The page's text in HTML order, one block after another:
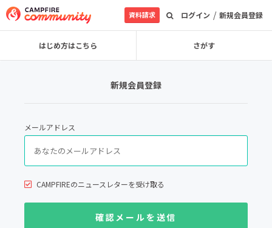
ログイン / 新規会員登録
資料請求
はじめ方はこちら さがす
新規会員登録
メールアドレス
CAMPFIREのニュースレターを受け取る